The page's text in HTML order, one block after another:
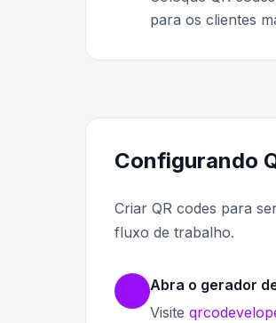
para os clientes
Configurando
Criar QR codes para
fluxo de trabalho.
Abra o gerador
Visite